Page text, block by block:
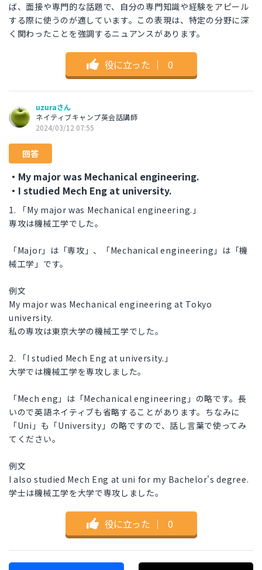
ば、面接や専門的な話題で、自分の専門知識や経験をアピール
する際に使うのが適しています。この表現は、特定の分野に深
く関わったことを強調するニュアンスがあります。
役に立った ｜ 0
uzuraさん
ネイティブキャンプ英会話講師
2024/03/12 07:55
回答
・My major was Mechanical engineering.
・I studied Mech Eng at university.
1. 「My major was Mechanical engineering.」
専攻は機械工学でした。
「Major」は「専攻」、「Mechanical engineering」は「機
械工学」です。
例文
My major was Mechanical engineering at Tokyo
university.
私の専攻は東京大学の機械工学でした。
2. 「I studied Mech Eng at university.」
大学では機械工学を専攻しました。
「Mech eng」は「Mechanical engineering」の略です。長
いので英語ネイティブも省略することがあります。ちなみに
「Uni」も「University」の略ですので、話し言葉で使ってみ
てください。
例文
I also studied Mech Eng at uni for my Bachelor's degree.
学士は機械工学を大学で専攻しました。
役に立った ｜ 0